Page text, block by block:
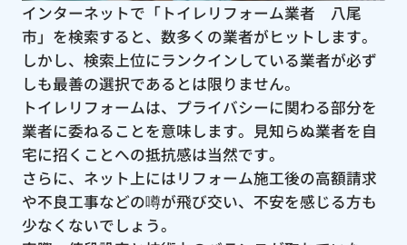
インターネットで「トイレリフォーム業者 八尾
市」を検索すると、数多くの業者がヒットします。
しかし、検索上位にランクインしている業者が必ず
しも最善の選択であるとは限りません。
トイレリフォームは、プライバシーに関わる部分を
業者に委ねることを意味します。見知らぬ業者を自
宅に招くことへの抵抗感は当然です。
さらに、ネット上にはリフォーム施工後の高額請求
や不良工事などの噂が飛び交い、不安を感じる方も
少なくないでしょう。